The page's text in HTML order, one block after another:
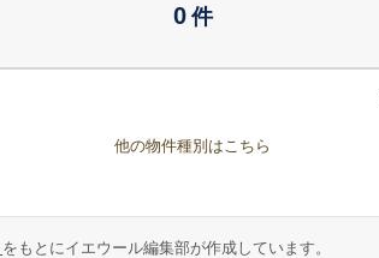
0 件
他の物件種別はこちら
をもとにイエウール編集部が作成しています。